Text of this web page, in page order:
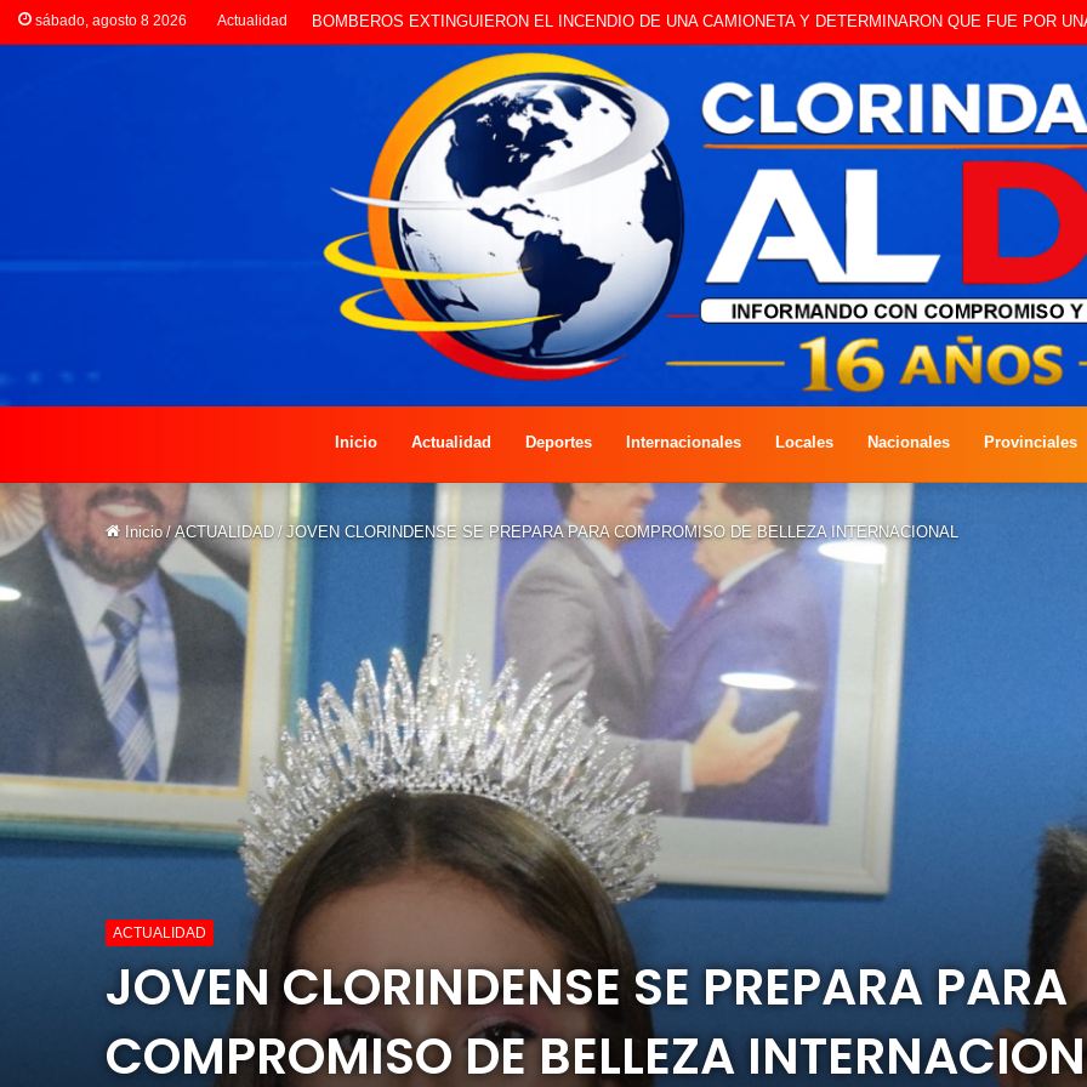
sábado, agosto 8 2026 Actualidad LA POLICÍA INVESTIGA ROBO A CAMBISTA OCURRIDO ESTE JUEVES
Inicio Actualidad Deportes Internacionales Locales Nacionales Provinciales
Inicio / ACTUALIDAD / JOVEN CLORINDENSE SE PREPARA PARA COMPROMISO DE BELLEZA INTERNACIONAL
ACTUALIDAD
JOVEN CLORINDENSE SE PREPARA PARA
COMPROMISO DE BELLEZA